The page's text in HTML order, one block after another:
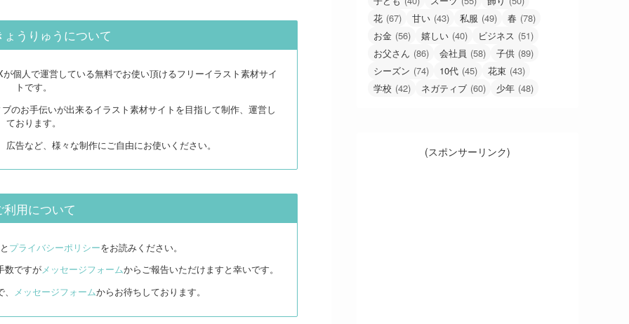
うりゅうについて
個人で運営している無料でお使い頂けるフリーイラスト素材サイ
トです。
のお手伝いが出来るイラスト素材サイトを目指して制作、運営し
ております。
告など、様々な制作にご自由にお使いください。
利用について
と プライバシーポリシーをお読みください。
数ですがメッセージフォームからご報告いただけますと幸いです。
メッセージフォームからお待ちしております。
花 (67) 甘い (43) 私服 (49) 春 (78)
お金 (56) 嬉しい (40) ビジネス (51)
お父さん (86) 会社員 (58) 子供 (89)
シーズン (74) 10代 (45) 花束 (43)
学校 (42) ネガティブ (60) 少年 (48)
(スポンサーリンク)